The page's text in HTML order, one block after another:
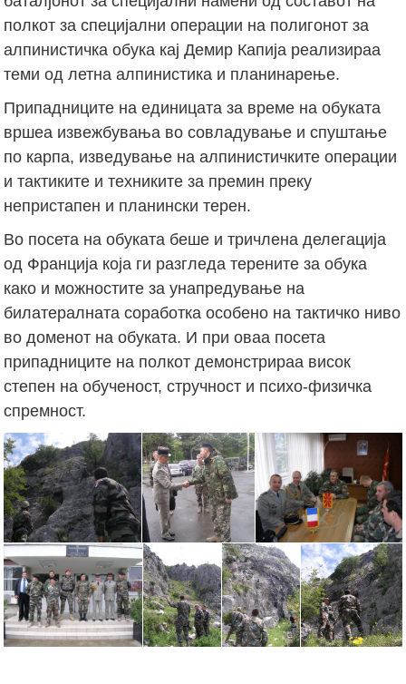
полкот за специјални операции на полигонот за
алпинистичка обука кај Демир Капија реализираа
теми од летна алпинистика и планинарење.
Припадниците на единицата за време на обуката
вршеа извежбувања во совладување и спуштање
по карпа, изведување на алпинистичките операции
и тактиките и техниките за премин преку
непристапен и планински терен.
Во посета на обуката беше и тричлена делегација
од Франција која ги разгледа терените за обука
како и можностите за унапредување на
билатералната соработка особено на тактичко ниво
во доменот на обуката. И при оваа посета
припадниците на полкот демонстрираа висок
степен на обученост, стручност и психо-физичка
спремност.